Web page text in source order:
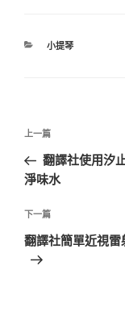
分
小提琴
文
導
覽
上
一
篇
章
上一篇
翻譯社使用汐
淨味水
下
一
篇
下一篇
翻譯社簡單近視